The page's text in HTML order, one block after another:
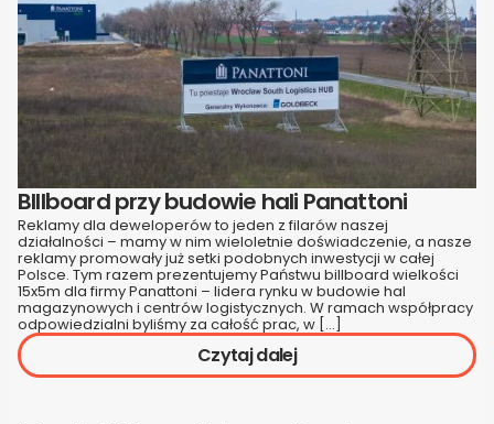
BIllboard przy budowie hali Panattoni
Reklamy dla deweloperów to jeden z filarów naszej
działalności – mamy w nim wieloletnie doświadczenie, a nasze
reklamy promowały już setki podobnych inwestycji w całej
Polsce. Tym razem prezentujemy Państwu billboard wielkości
15x5m dla firmy Panattoni – lidera rynku w budowie hal
magazynowych i centrów logistycznych. W ramach współpracy
odpowiedzialni byliśmy za całość prac, w […]
Czytaj dalej